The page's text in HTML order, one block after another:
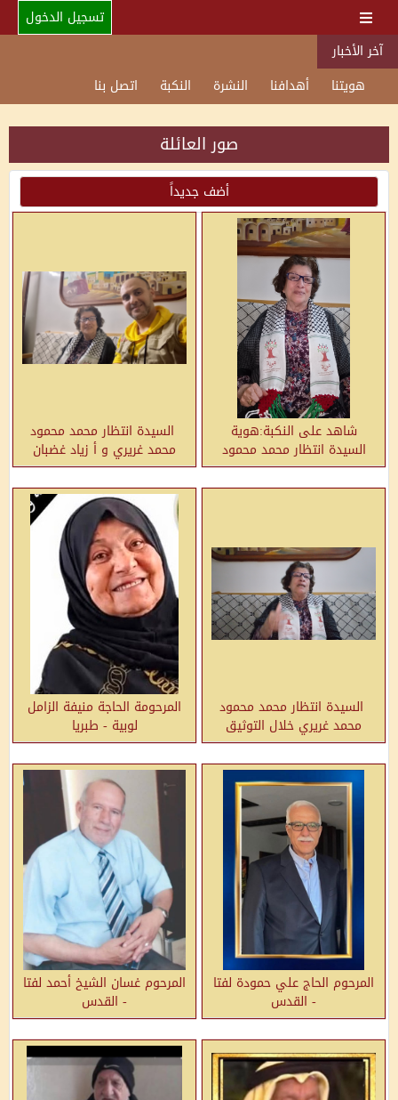
تسجيل الدخول
آخر الأخبار
هويتنا
أهدافنا النشرة النكبة اتصل بنا
صور العائلة
أضف جديداً
شاهد على النكبة:هوية
السيدة انتظار محمد محمود
محمد غريري - صفد
السيدة انتظار محمد محمود
محمد غريري و أ زياد غضبان
مندوب هوية - صفد
السيدة انتظار محمد محمود
محمد غريري خلال التوثيق
معها - صفد
المرحومة الحاجة منيفة الزامل
لوبية - طبريا
المرحوم الحاج علي حمودة لفتا
- القدس
المرحوم غسان الشيخ أحمد لفتا
- القدس